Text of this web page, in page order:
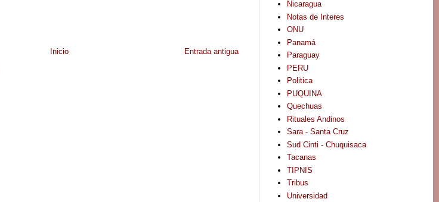
Entrada antigua
Inicio
Nicaragua
Notas de Interes
ONU
Panamá
Paraguay
PERU
Politica
PUQUINA
Quechuas
Rituales Andinos
Sara - Santa Cruz
Sud Cinti - Chuquisaca
Tacanas
TIPNIS
Tribus
Universidad